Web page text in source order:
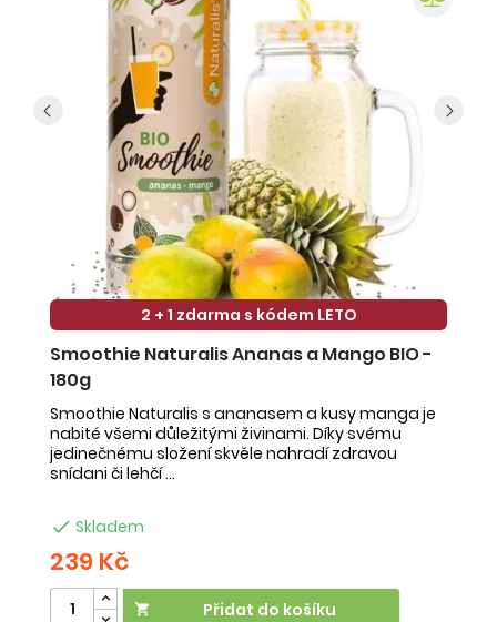
2 + 1 zdarma s kódem LETO
Smoothie Naturalis Ananas a Mango BIO -
180g
Smoothie Naturalis s ananasem a kusy manga je
nabité všemi důležitými živinami. Díky svému
jedinečnému složení skvěle nahradí zdravou
snídani či lehčí ...
 Skladem
239 Kč
 Přidat do košíku